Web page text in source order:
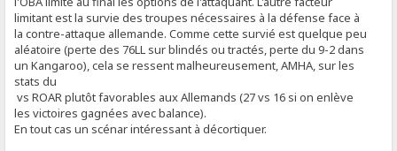
limitant est la survie des troupes nécessaires à la défense face à
la contre-attaque allemande. Comme cette survié est quelque peu
aléatoire (perte des 76LL sur blindés ou tractés, perte du 9-2 dans
un Kangaroo), cela se ressent malheureusement, AMHA, sur les
stats du
vs ROAR plutôt favorables aux Allemands (27 vs 16 si on enlève
les victoires gagnées avec balance).
En tout cas un scénar intéressant à décortiquer.